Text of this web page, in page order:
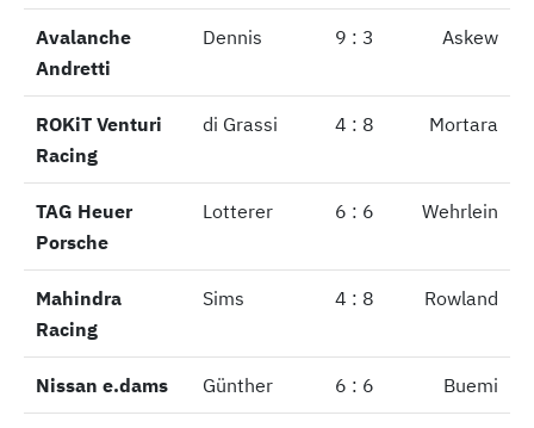
Avalanche
Andretti
Dennis 9 : 3 Askew
ROKiT Venturi
Racing
di Grassi 4 : 8 Mortara
TAG Heuer
Porsche
Lotterer 6 : 6 Wehrlein
Mahindra
Racing
Sims 4 : 8 Rowland
Nissan e.dams Günther 6 : 6 Buemi
Avalanche
Andretti
ROKiT Venturi
Racing
TAG Heuer
Porsche
Mahindra
Racing
Nissan e.dams